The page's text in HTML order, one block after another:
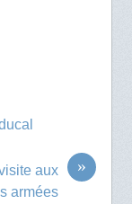
»
aux
armées